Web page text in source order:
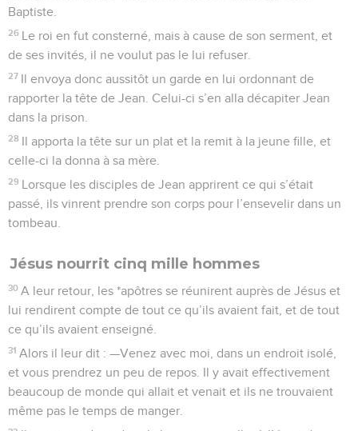
Baptiste.
26 Le roi en fut consterné, mais à cause de son serment, et
de ses invités, il ne voulut pas le lui refuser.
27 Il envoya donc aussitôt un garde en lui ordonnant de
rapporter la tête de Jean. Celui-ci s’en alla décapiter Jean
dans la prison.
28 Il apporta la tête sur un plat et la remit à la jeune fille, et
celle-ci la donna à sa mère.
29 Lorsque les disciples de Jean apprirent ce qui s’était
passé, ils vinrent prendre son corps pour l’ensevelir dans un
tombeau.
Jésus nourrit cinq mille hommes
30 A leur retour, les *apôtres se réunirent auprès de Jésus et
lui rendirent compte de tout ce qu’ils avaient fait, et de tout
ce qu’ils avaient enseigné.
31 Alors il leur dit : —Venez avec moi, dans un endroit isolé,
et vous prendrez un peu de repos. Il y avait effectivement
beaucoup de monde qui allait et venait et ils ne trouvaient
même pas le temps de manger.